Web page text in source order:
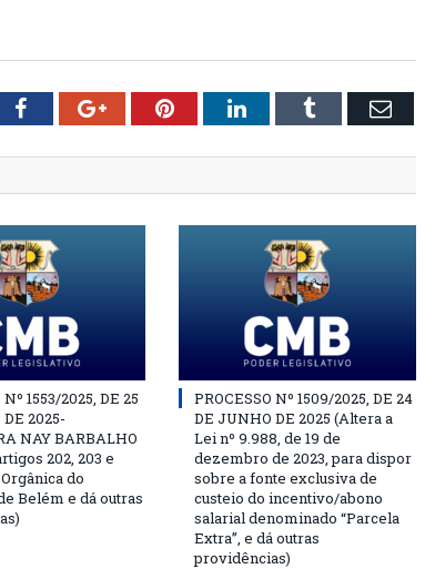
FacebookGoogle+PinterestLinkedInTumblr Email
Nº 1553/2025, DE 25
2025-
NAY BARBALHO
202, 203 e
do
Belém e dá outras
PROCESSO Nº 1509/2025, DE 24
DE JUNHO DE 2025 (Altera a
Lei nº 9.988, de 19 de
dezembro de 2023, para dispor
sobre a fonte exclusiva de
custeio do incentivo/abono
salarial denominado “Parcela
Extra”, e dá outras
providências)